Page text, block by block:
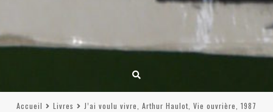
Accueil Livres J’ai voulu vivre, Arthur Haulot, Vie ouvrière, 1987